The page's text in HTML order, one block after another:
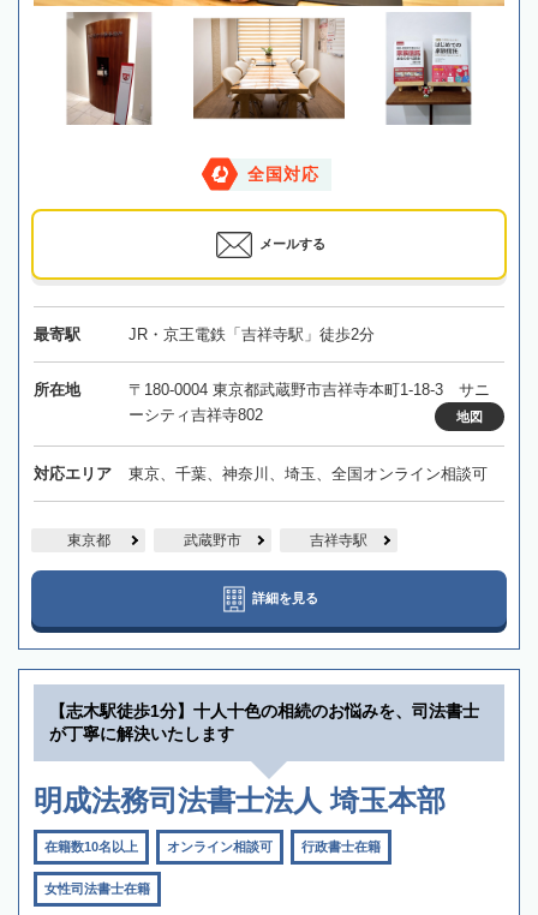
全国対応
メールする
最寄駅 JR・京王電鉄「吉祥寺駅」徒歩2分
所在地
〒180-0004 東京都武蔵野市吉祥寺本町1-18-3 サニ
ーシティ吉祥寺802
地図
対応エリア 東京、千葉、神奈川、埼玉、全国オンライン相談可
東京都 武蔵野市 吉祥寺駅
詳細を見る
【志木駅徒歩1分】十人十色の相続のお悩みを、司法書士
が丁寧に解決いたします
明成法務司法書士法人 埼玉本部
在籍数10名以上 オンライン相談可 行政書士在籍
女性司法書士在籍